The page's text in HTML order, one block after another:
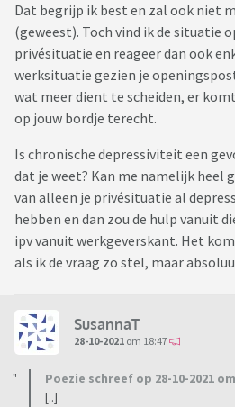
Dat begrijp ik best en zal ook niet
(geweest). Toch vind ik de situatie
privésituatie en reageer dan ook
werksituatie gezien je
wat meer dient te scheiden, er
op jouw bordje terecht.
Is chronische depressiviteit een
dat je weet? Kan me namelijk heel
van alleen je privésituatie al
hebben en dan zou de hulp vanuit
ipv vanuit werkgeverskant. Het
als ik de vraag zo stel, maar
SusannaT
28-10-2021 om 18:47
Poezie schreef op 28-10-2021
[..]